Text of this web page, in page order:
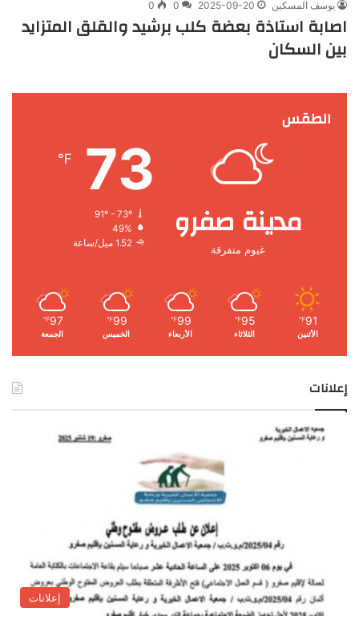
يوسف المسكين 2025-09-20
0
0
اصابة استاذة بعضة كلب برشيد والقلق المتزايد
بين السكان
الطقس
مدينة صفرو
غيوم متفرقة
73
℉
91º - 73º
49%
1.52 ميل/ساعة
91
℉
الأثنين
95
℉
الثلاثاء
99
℉
الأربعاء
99
℉
الخميس
97
℉
الجمعة
إعلانات
إعلانات